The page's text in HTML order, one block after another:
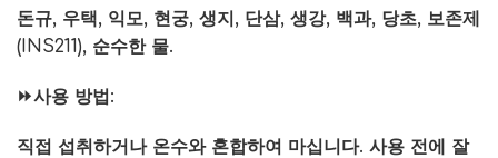
돈규, 우택, 익모, 현궁, 생지, 단삼, 생강, 백과, 당초, 보존제
(INS211), 순수한 물.
⏩사용 방법:
직접 섭취하거나 온수와 혼합하여 마십니다. 사용 전에 잘